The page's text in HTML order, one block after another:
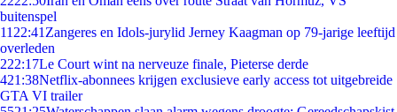
buitenspel
11 22:41 Zangeres en Idols-jurylid Jerney Kaagman op 79-jarige leeftijd
overleden
222:17Le Court wint na nerveuze finale, Pieterse derde
421:38Netflix-abonnees krijgen exclusieve early access tot uitgebreide
GTA VI trailer